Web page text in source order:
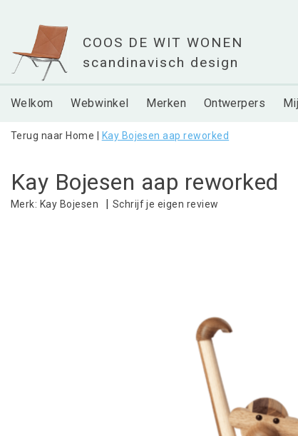
Welkom Webwinkel Merken Ontwerpers
Terug naar Home Kay Bojesen aap reworked
Kay Bojesen aap reworked
Merk: Kay Bojesen | Schrijf je eigen review